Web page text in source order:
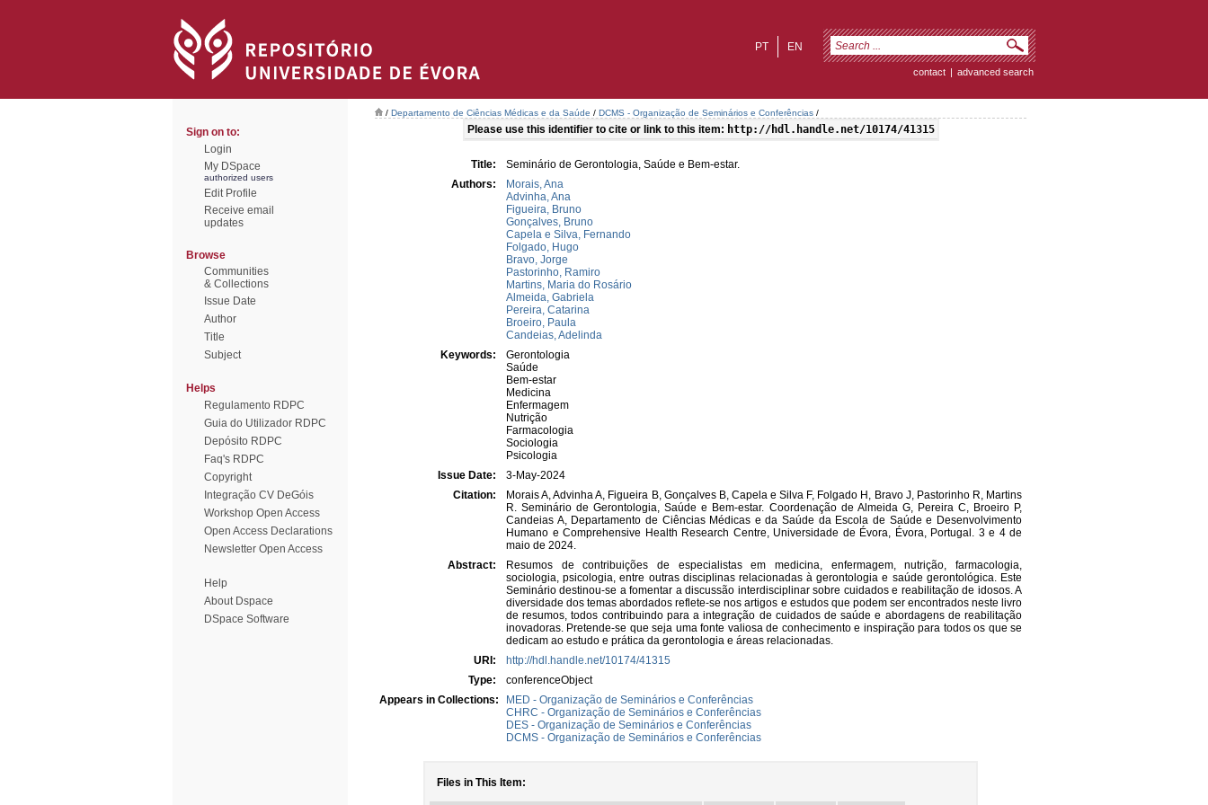
EN
PT
contact | advanced search
Sign on to:
Login
My DSpace
authorized users
Edit Profile
Receive email
updates
Browse
Communities
& Collections
Issue Date
Author
Title
Subject
Helps
Regulamento RDPC
Guia do Utilizador RDPC
Depósito RDPC
Faq's RDPC
Copyright
Integração CV DeGóis
Workshop Open Access
Open Access Declarations
Newsletter Open Access
Help
About Dspace
DSpace Software
/ Departamento de Ciências Médicas e da Saúde / DCMS - Organização de Seminários e Conferências /
Please use this identifier to cite or link to this item: http://hdl.handle.net/10174/41315
Title:
Seminário de Gerontologia, Saúde e Bem-estar.
Authors:
Morais, Ana
Advinha, Ana
Figueira, Bruno
Gonçalves, Bruno
Capela e Silva, Fernando
Folgado, Hugo
Bravo, Jorge
Pastorinho, Ramiro
Martins, Maria do Rosário
Almeida, Gabriela
Pereira, Catarina
Broeiro, Paula
Candeias, Adelinda
Keywords:
Gerontologia
Saúde
Bem-estar
Medicina
Enfermagem
Nutrição
Farmacologia
Sociologia
Psicologia
Issue Date:
3-May-2024
Citation:
Morais A, Advinha A, Figueira B, Gonçalves B, Capela e Silva F, Folgado H, Bravo J, Pastorinho R, Martins
R. Seminário de Gerontologia, Saúde e Bem-estar. Coordenação de Almeida G, Pereira C, Broeiro P,
Candeias A, Departamento de Ciências Médicas e da Saúde da Escola de Saúde e Desenvolvimento
Humano e Comprehensive Health Research Centre, Universidade de Évora, Évora, Portugal. 3 e 4 de
maio de 2024.
Abstract:
Resumos de contribuições de especialistas em medicina, enfermagem, nutrição, farmacologia,
sociologia, psicologia, entre outras disciplinas relacionadas à gerontologia e saúde gerontológica. Este
Seminário destinou-se a fomentar a discussão interdisciplinar sobre cuidados e reabilitação de idosos. A
diversidade dos temas abordados reflete-se nos artigos e estudos que podem ser encontrados neste livro
de resumos, todos contribuindo para a integração de cuidados de saúde e abordagens de reabilitação
inovadoras. Pretende-se que seja uma fonte valiosa de conhecimento e inspiração para todos os que se
dedicam ao estudo e prática da gerontologia e áreas relacionadas.
URI:
http://hdl.handle.net/10174/41315
Type:
conferenceObject
Appears in Collections:
MED - Organização de Seminários e Conferências
CHRC - Organização de Seminários e Conferências
DES - Organização de Seminários e Conferências
DCMS - Organização de Seminários e Conferências
Files in This Item: